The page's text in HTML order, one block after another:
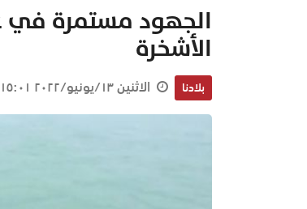
الجهود مستمرة في
الأشخرة
بلادنا الاثنين ١٣/يونيو/٢٠٢٢ ١٥:٠١ م